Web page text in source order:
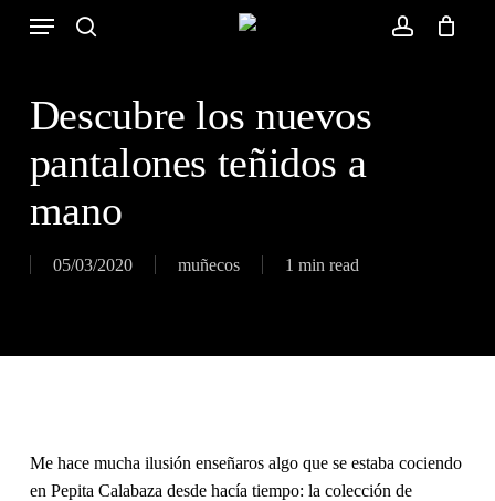
Menu
Descubre los nuevos
pantalones teñidos a
mano
05/03/2020 muñecos 1 min read
Me hace mucha ilusión enseñaros algo que se estaba cociendo
en Pepita Calabaza desde hacía tiempo: la colección de